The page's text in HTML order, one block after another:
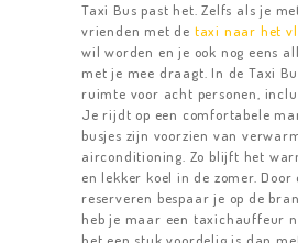
Taxi Bus past het. Zelfs als je
vrienden met de taxi naar het
wil worden en je ook nog eens
met je mee draagt. In de Taxi
ruimte voor acht personen,
Je rijdt op een comfortabele
busjes zijn voorzien van
airconditioning. Zo blijft het
en lekker koel in de zomer. Door
reserveren bespaar je op de
heb je maar een taxichauffeur